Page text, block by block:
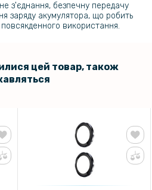
з'єднання, безпечну передачу
заряду акумулятора, що робить
використання.
цей товар, також